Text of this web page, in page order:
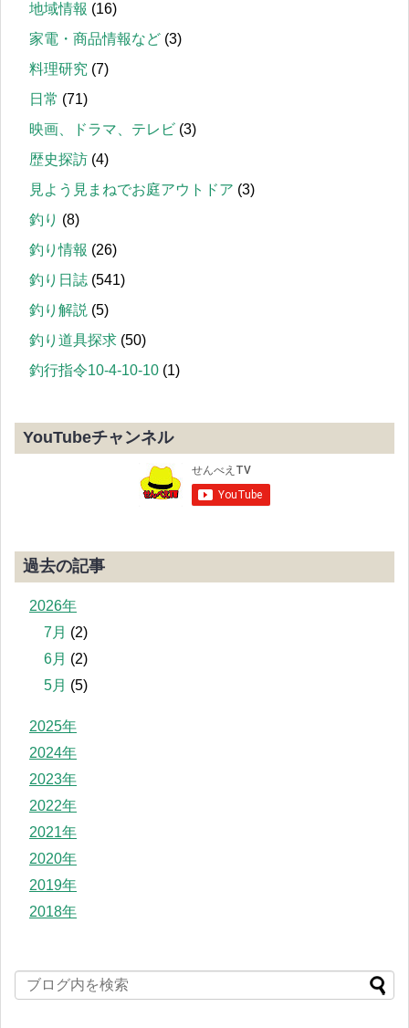
地域情報 (16)
家電・商品情報など (3)
料理研究 (7)
日常 (71)
映画、ドラマ、テレビ (3)
歴史探訪 (4)
見よう見まねでお庭アウトドア (3)
釣り (8)
釣り情報 (26)
釣り日誌 (541)
釣り解説 (5)
釣り道具探求 (50)
釣行指令10-4-10-10 (1)
YouTubeチャンネル
過去の記事
2026年
7月 (2)
6月 (2)
5月 (5)
2025年
2024年
2023年
2022年
2021年
2020年
2019年
2018年